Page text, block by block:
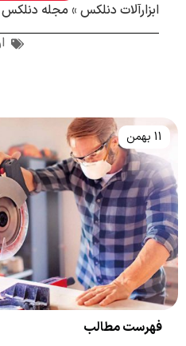
ابزارآلات دنلکس » مجله دنلکس
فهرست مطالب
11 بهمن